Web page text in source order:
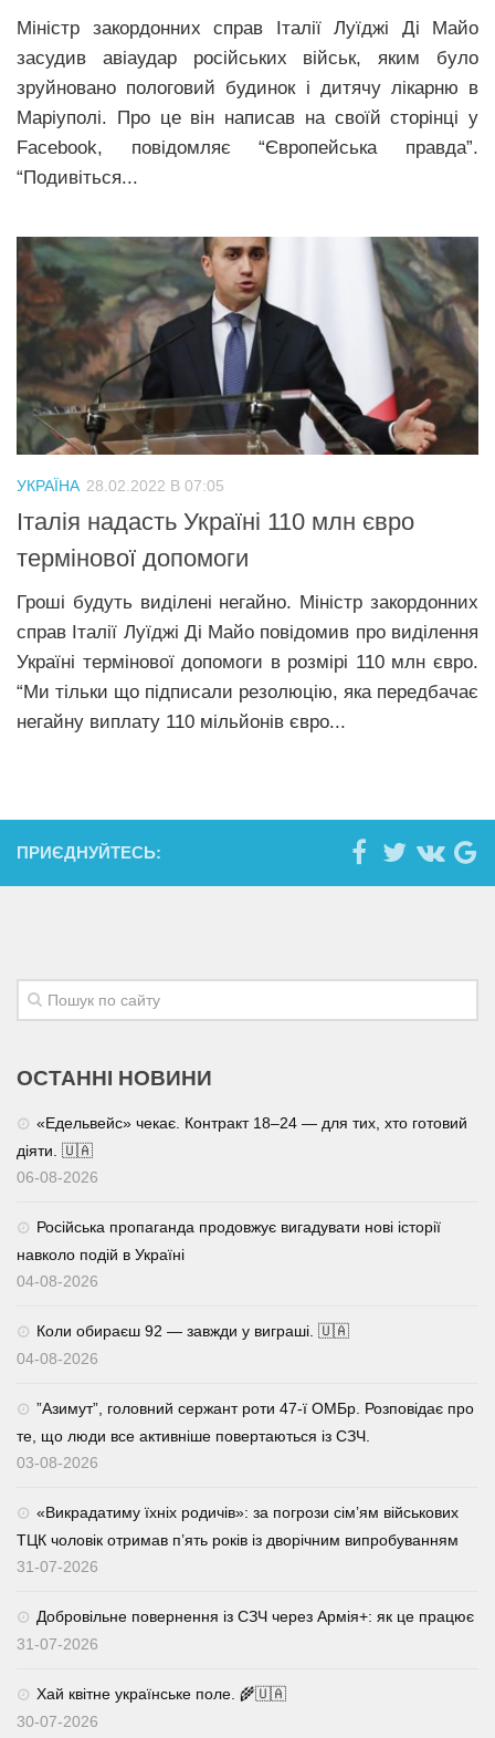
Міністр закордонних справ Італії Луїджі Ді Майо
засудив авіаудар російських військ, яким було
зруйновано пологовий будинок і дитячу лікарню в
Маріуполі. Про це він написав на своїй сторінці у
Facebook, повідомляє “Європейська правда”.
“Подивіться...
УКРАЇНА 28.02.2022 В 07:05
Італія надасть Україні 110 млн євро
термінової допомоги
Гроші будуть виділені негайно. Міністр закордонних
справ Італії Луїджі Ді Майо повідомив про виділення
Україні термінової допомоги в розмірі 110 млн євро.
“Ми тільки що підписали резолюцію, яка передбачає
негайну виплату 110 мільйонів євро...
ПРИЄДНУЙТЕСЬ:
ОСТАННІ НОВИНИ
«Едельвейс» чекає. Контракт 18–24 — для тих, хто готовий
діяти. 🇺🇦
06-08-2026
Російська пропаганда продовжує вигадувати нові історії
навколо подій в Україні
04-08-2026
Коли обираєш 92 — завжди у виграші. 🇺🇦
04-08-2026
⁨”Азимут”, головний сержант роти 47-ї ОМБр. Розповідає про
те, що люди все активніше повертаються із СЗЧ.
03-08-2026
«Викрадатиму їхніх родичів»: за погрози сім’ям військових
ТЦК чоловік отримав п’ять років із дворічним випробуванням
31-07-2026
Добровільне повернення із СЗЧ через Армія+: як це працює
31-07-2026
Хай квітне українське поле. 🌾🇺🇦
30-07-2026